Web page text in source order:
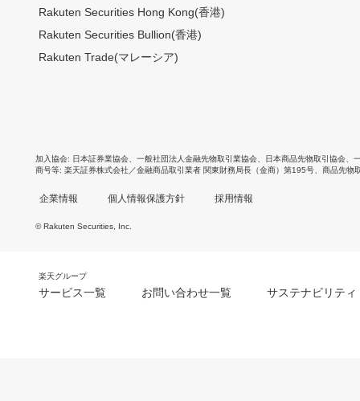
Rakuten Securities Hong Kong(香港)
Rakuten Securities Bullion(香港)
Rakuten Trade(マレーシア)
加入協会 日本証券業協会 一般社団法人金融先物取引業協会 日本商品先物取引協会
商号等 楽天証券株式会社／金融商品取引業者 関東財務局長（金商）第195号、商品先物
企業情報 個人情報保護方針 採用情報
© Rakuten Securities, Inc.
楽天グループ
サービス一覧 お問い合わせ一覧 サステナビリティ